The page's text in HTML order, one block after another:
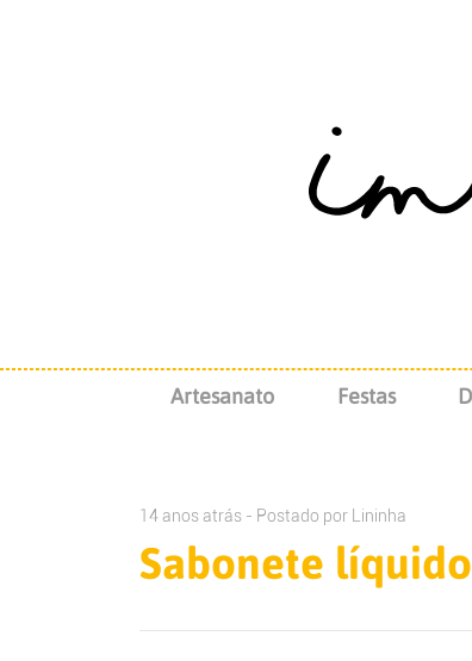
Artesanato Festas
14 anos atrás - Postado por Lininha
Sabonete